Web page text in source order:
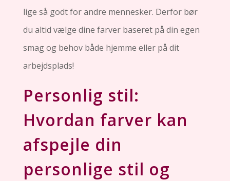
lige så godt for andre mennesker. Derfor bør
du altid vælge dine farver baseret på din egen
smag og behov både hjemme eller på dit
arbejdsplads!
Personlig stil:
Hvordan farver kan
afspejle din
personlige stil og